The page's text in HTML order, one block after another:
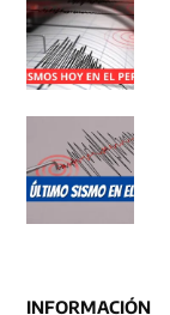
INFORMACIÓN